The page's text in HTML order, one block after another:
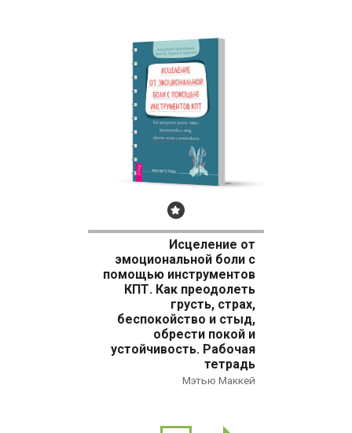
Бестселлер
Исцеление от
эмоциональной боли с
помощью инструментов
КПТ. Как преодолеть
грусть, страх,
беспокойство и стыд,
обрести покой и
устойчивость. Рабочая
тетрадь
Мэтью Маккей